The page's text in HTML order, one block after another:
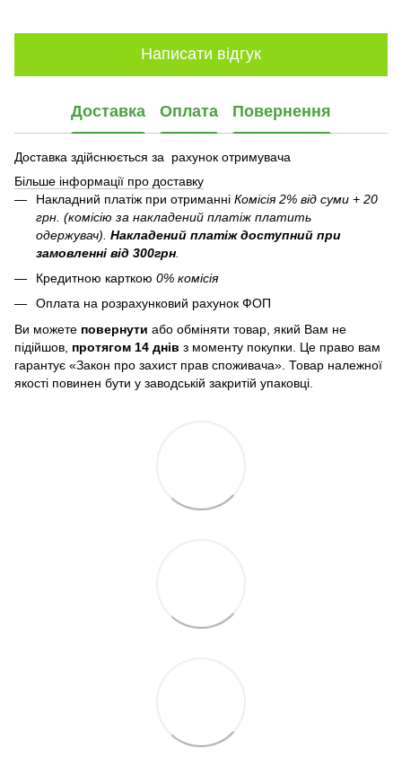
Написати відгук
Доставка Оплата Повернення
Доставка здійснюється за рахунок отримувача
Більше інформації про доставку
Накладний платіж при отриманні Комісія 2% від суми + 20
грн. (комісію за накладений платіж платить
одержувач). Накладений платіж доступний при
замовленні від 300грн
Кредитною карткою 0% комісія
Оплата на розрахунковий рахунок ФОП
Ви можете повернути або обміняти товар, який Вам не
підійшов, протягом 14 днів з моменту покупки. Це право вам
гарантує «Закон про захист прав споживача». Товар належної
якості повинен бути у заводській закритій упаковці.